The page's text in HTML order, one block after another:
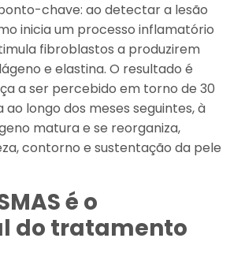
chave: ao detectar a lesão
inicia um processo inflamatório
fibroblastos a produzirem
e elastina. O resultado é
a ser percebido em torno de 30
ao longo dos meses seguintes, à
matura e se reorganiza,
contorno e sustentação da pele
é o
do tratamento